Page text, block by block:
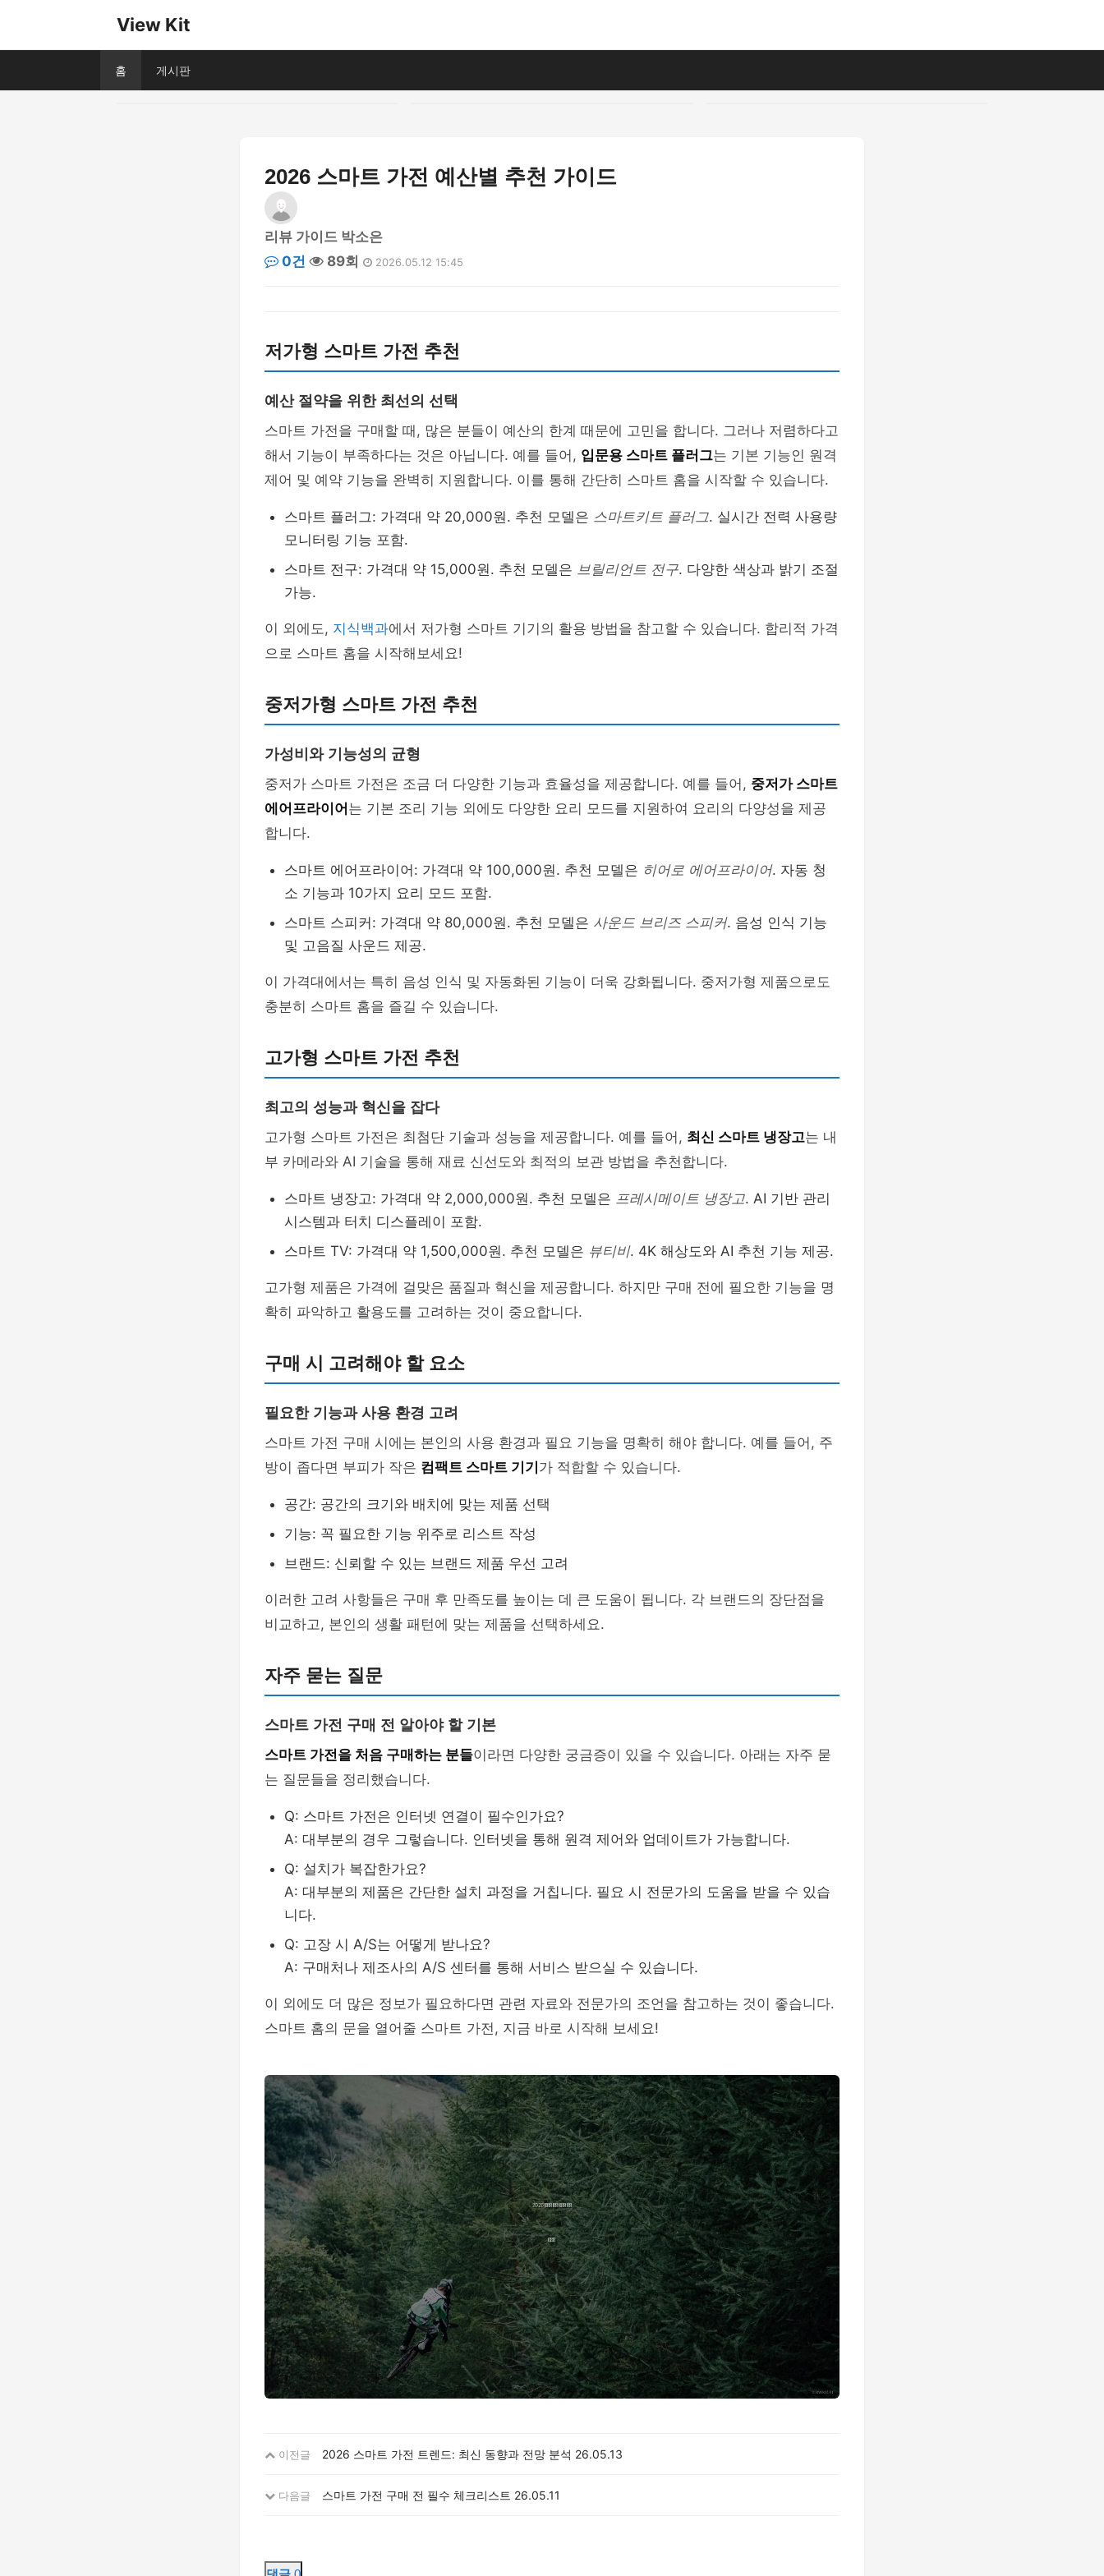
View Kit
홈 게시판
2026 스마트 가전 예산별 추천 가이드
리뷰 가이드 박소은
0건
89회 2026.05.12 15:45
저가형 스마트 가전 추천
예산 절약을 위한 최선의 선택
스마트 가전을 구매할 때, 많은 분들이 예산의 한계 때문에 고민을 합니다. 그러나 저렴하다고
해서 기능이 부족하다는 것은 아닙니다. 예를 들어, 입문용 스마트 플러그는 기본 기능인 원격
제어 및 예약 기능을 완벽히 지원합니다. 이를 통해 간단히 스마트 홈을 시작할 수 있습니다.
스마트 플러그: 가격대 약 20,000원. 추천 모델은 스마트키트 플러그. 실시간 전력 사용량
모니터링 기능 포함.
스마트 전구: 가격대 약 15,000원. 추천 모델은 브릴리언트 전구. 다양한 색상과 밝기 조절
가능.
이 외에도, 지식백과에서 저가형 스마트 기기의 활용 방법을 참고할 수 있습니다. 합리적 가격
으로 스마트 홈을 시작해보세요!
중저가형 스마트 가전 추천
가성비와 기능성의 균형
중저가 스마트 가전은 조금 더 다양한 기능과 효율성을 제공합니다. 예를 들어, 중저가 스마트
에어프라이어 는 기본 조리 기능 외에도 다양한 요리 모드를 지원하여 요리의 다양성을 제공
합니다.
스마트 에어프라이어: 가격대 약 100,000원. 추천 모델은 히어로 에어프라이어. 자동 청
소 기능과 10가지 요리 모드 포함.
스마트 스피커: 가격대 약 80,000원. 추천 모델은 사운드 브리즈 스피커. 음성 인식 기능
및 고음질 사운드 제공.
이 가격대에서는 특히 음성 인식 및 자동화된 기능이 더욱 강화됩니다. 중저가형 제품으로도
충분히 스마트 홈을 즐길 수 있습니다.
고가형 스마트 가전 추천
최고의 성능과 혁신을 잡다
고가형 스마트 가전은 최첨단 기술과 성능을 제공합니다. 예를 들어, 최신 스마트 냉장고는 내
부 카메라와 AI 기술을 통해 재료 신선도와 최적의 보관 방법을 추천합니다.
스마트 냉장고: 가격대 약 2,000,000원. 추천 모델은 프레시메이트 냉장고. AI 기반 관리
시스템과 터치 디스플레이 포함.
스마트 TV: 가격대 약 1,500,000원. 추천 모델은 뷰티비. 4K 해상도와 AI 추천 기능 제공.
고가형 제품은 가격에 걸맞은 품질과 혁신을 제공합니다. 하지만 구매 전에 필요한 기능을 명
확히 파악하고 활용도를 고려하는 것이 중요합니다.
구매 시 고려해야 할 요소
필요한 기능과 사용 환경 고려
스마트 가전 구매 시에는 본인의 사용 환경과 필요 기능을 명확히 해야 합니다. 예를 들어, 주
방이 좁다면 부피가 작은 컴팩트 스마트 기기 가 적합할 수 있습니다.
공간: 공간의 크기와 배치에 맞는 제품 선택
기능: 꼭 필요한 기능 위주로 리스트 작성
브랜드: 신뢰할 수 있는 브랜드 제품 우선 고려
이러한 고려 사항들은 구매 후 만족도를 높이는 데 큰 도움이 됩니다. 각 브랜드의 장단점을
비교하고, 본인의 생활 패턴에 맞는 제품을 선택하세요.
자주 묻는 질문
스마트 가전 구매 전 알아야 할 기본
스마트 가전을 처음 구매하는 분들이라면 다양한 궁금증이 있을 수 있습니다. 아래는 자주 묻
는 질문들을 정리했습니다.
Q: 스마트 가전은 인터넷 연결이 필수인가요?
A: 대부분의 경우 그렇습니다. 인터넷을 통해 원격 제어와 업데이트가 가능합니다.
Q: 설치가 복잡한가요?
A: 대부분의 제품은 간단한 설치 과정을 거칩니다. 필요 시 전문가의 도움을 받을 수 있습
니다.
Q: 고장 시 A/S는 어떻게 받나요?
A: 구매처나 제조사의 A/S 센터를 통해 서비스 받으실 수 있습니다.
이 외에도 더 많은 정보가 필요하다면 관련 자료와 전문가의 조언을 참고하는 것이 좋습니다.
스마트 홈의 문을 열어줄 스마트 가전, 지금 바로 시작해 보세요!
이전글 2026 스마트 가전 트렌드: 최신 동향과 전망 분석 26.05.13
다음글 스마트 가전 구매 전 필수 체크리스트 26.05.11